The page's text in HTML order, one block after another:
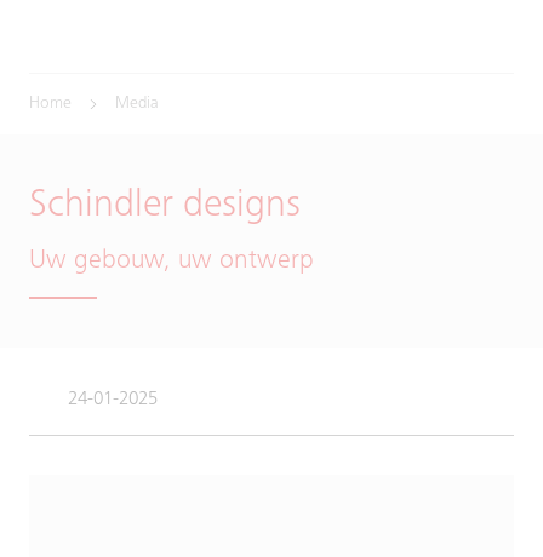
Home Media
Schindler designs
Uw gebouw, uw ontwerp
24-01-2025